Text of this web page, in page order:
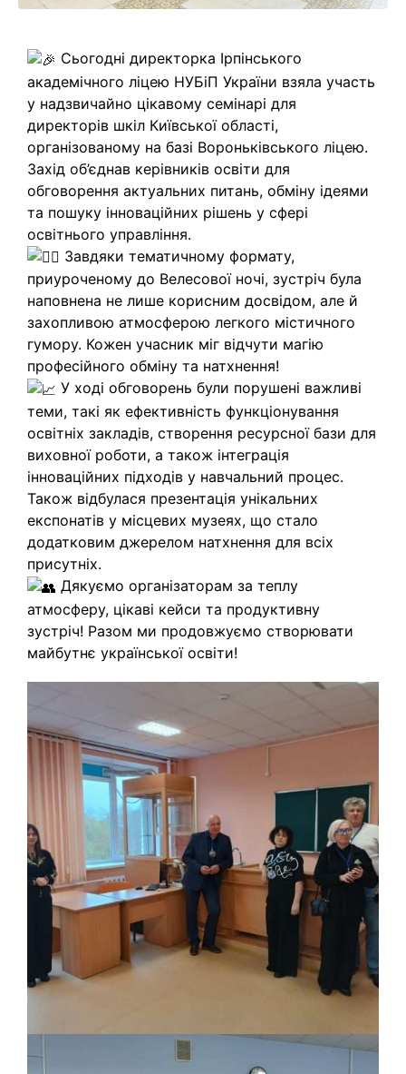
Сьогодні директорка Ірпінського
академічного ліцею НУБіП України взяла участь
у надзвичайно цікавому семінарі для
директорів шкіл Київської області,
організованому на базі Вороньківського ліцею.
Захід об’єднав керівників освіти для
обговорення актуальних питань, обміну ідеями
та пошуку інноваційних рішень у сфері
освітнього управління.
Завдяки тематичному формату,
приуроченому до Велесової ночі, зустріч була
наповнена не лише корисним досвідом, але й
захопливою атмосферою легкого містичного
гумору. Кожен учасник міг відчути магію
професійного обміну та натхнення!
У ході обговорень були порушені важливі
теми, такі як ефективність функціонування
освітніх закладів, створення ресурсної бази для
виховної роботи, а також інтеграція
інноваційних підходів у навчальний процес.
Також відбулася презентація унікальних
експонатів у місцевих музеях, що стало
додатковим джерелом натхнення для всіх
присутніх.
Дякуємо організаторам за теплу
атмосферу, цікаві кейси та продуктивну
зустріч! Разом ми продовжуємо створювати
майбутнє української освіти!